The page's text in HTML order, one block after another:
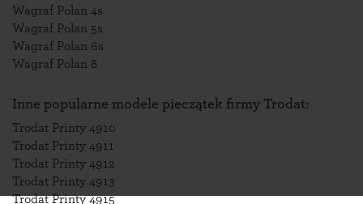
Wagraf Polan 4s
Wagraf Polan 5s
Wagraf Polan 6s
Wagraf Polan 8
Inne popularne modele pieczątek firmy Trodat:
Trodat Printy 4910
Trodat Printy 4911
Trodat Printy 4912
Trodat Printy 4913
Trodat Printy 4915